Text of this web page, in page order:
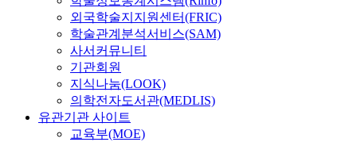
외국학술지지원센터(FRIC)
학술관계분석서비스(SAM)
사서커뮤니티
기관회원
지식나눔(LOOK)
의학전자도서관(MEDLIS)
유관기관 사이트
교육부(MOE)